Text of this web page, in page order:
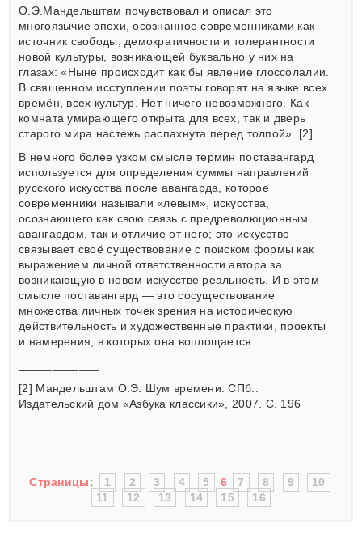
О.Э.Мандельштам почувствовал и описал это
многоязычие эпохи, осознанное современниками как
источник свободы, демократичности и толерантности
новой культуры, возникающей буквально у них на
глазах: «Ныне происходит как бы явление глоссолалии.
В священном исступлении поэты говорят на языке всех
времён, всех культур. Нет ничего невозможного. Как
комната умирающего открыта для всех, так и дверь
старого мира настежь распахнута перед толпой». [2]
В немного более узком смысле термин поставангард
используется для определения суммы направлений
русского искусства после авангарда, которое
современники называли «левым», искусства,
осознающего как свою связь с предреволюционным
авангардом, так и отличие от него; это искусство
связывает своё существование с поиском формы как
выражением личной ответственности автора за
возникающую в новом искусстве реальность. И в этом
смысле поставангард — это сосуществование
множества личных точек зрения на историческую
действительность и художественные практики, проекты
и намерения, в которых она воплощается.
[2] Мандельштам О.Э. Шум времени. СПб.:
Издательский дом «Азбука классики», 2007. С. 196
Страницы: 1 2 3 4 5 6 7 8 9
10
11
12 13 14 15 16